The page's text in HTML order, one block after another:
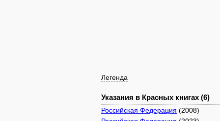
Легенда
Указания в Красных книгах (6)
Российская Федерация (2008)